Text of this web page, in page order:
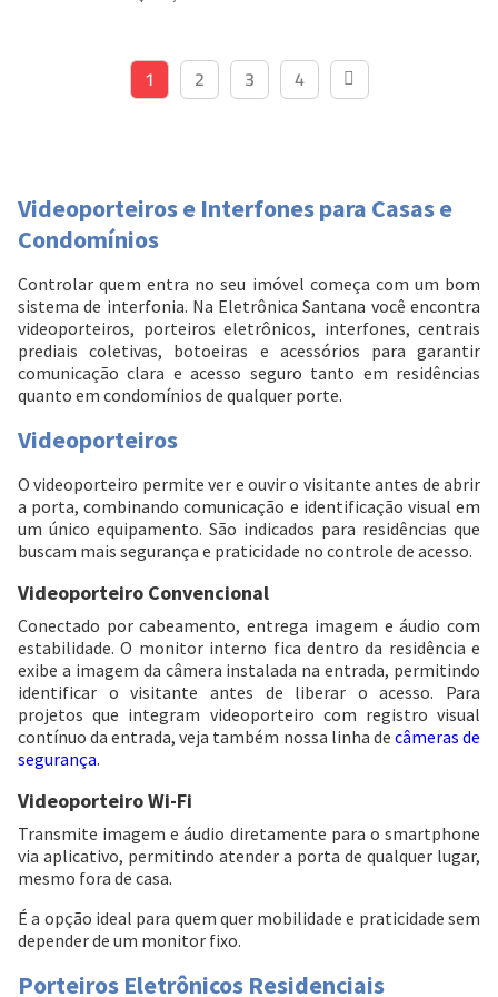
1 2 3 4
Videoporteiros e Interfones para Casas e
Condomínios
Controlar quem entra no seu imóvel começa com um bom
sistema de interfonia. Na Eletrônica Santana você encontra
videoporteiros, porteiros eletrônicos, interfones, centrais
prediais coletivas, botoeiras e acessórios para garantir
comunicação clara e acesso seguro tanto em residências
quanto em condomínios de qualquer porte.
Videoporteiros
O videoporteiro permite ver e ouvir o visitante antes de abrir
a porta, combinando comunicação e identificação visual em
um único equipamento. São indicados para residências que
buscam mais segurança e praticidade no controle de acesso.
Videoporteiro Convencional
Conectado por cabeamento, entrega imagem e áudio com
estabilidade. O monitor interno fica dentro da residência e
exibe a imagem da câmera instalada na entrada, permitindo
identificar o visitante antes de liberar o acesso. Para
projetos que integram videoporteiro com registro visual
contínuo da entrada, veja também nossa linha de câmeras de
segurança.
Videoporteiro Wi-Fi
Transmite imagem e áudio diretamente para o smartphone
via aplicativo, permitindo atender a porta de qualquer lugar,
mesmo fora de casa.
É a opção ideal para quem quer mobilidade e praticidade sem
depender de um monitor fixo.
Porteiros Eletrônicos Residenciais